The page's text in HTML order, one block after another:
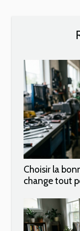
Choisir la
change tout